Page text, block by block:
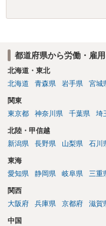
都道府県から労働・雇
北海道・東北
北海道
青森県 岩手県 宮城
関東
東京都
神奈川県 千葉県 埼
北陸・甲信越
新潟県
長野県 山梨県 石川
東海
愛知県
静岡県 岐阜県 三重
関西
大阪府
兵庫県 京都府 滋賀
中国